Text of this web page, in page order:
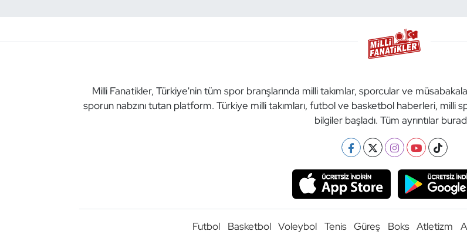
Milli Fanatikler, Türkiye'nin tüm spor branşlarında milli takımlar, sporcular ve
sporun nabzını tutan platform. Türkiye milli takımları, futbol ve basketbol haberleri, milli
bilgiler başladı. Tüm ayrıntılar
Futbol Basketbol Voleybol Tenis Güreş Boks Atletizm